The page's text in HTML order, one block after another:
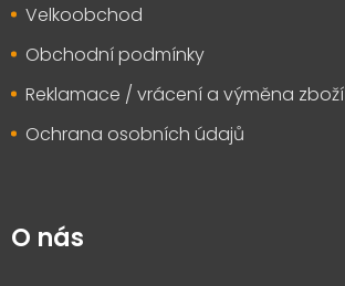
Velkoobchod
Obchodní podmínky
Reklamace / vrácení a výměna zboží
Ochrana osobních údajů
O nás